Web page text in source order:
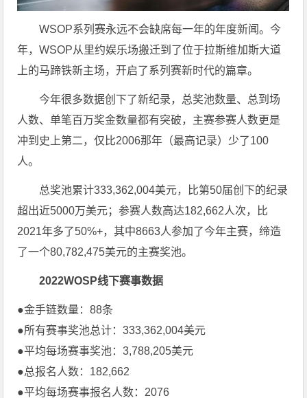
WSOP系列赛永远不会缺席每一年的年度新闻。今
年，WSOP从里约娱乐场搬迁到了位于拉斯维加斯大道
上的马蹄铁新主场，开启了系列赛新时代的篇章。
今年很多数据创下了新纪录，总奖池数量、总到场
人数、单笔百万奖金数量都有突破，主赛参赛人数更是
冲到史上第二，仅比2006那年（最高记录）少了100
人。
总奖池累计333,362,004美元，比第50届创下的纪录
超出近5000万美元；参赛人数高达182,662人次，比
2021年多了50%+，其中8663人参加了今年主赛，缔造
了一个80,782,475美元的主赛奖池。
2022WOSP线下赛事数据
●金手链数量：88条
●所有赛事奖池总计：333,362,004美元
●平均每场赛事奖池：3,788,205美元
●总报名人数：182,662
●平均每场赛事报名人数：2076